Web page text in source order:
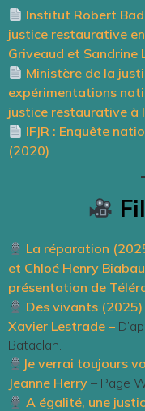
Institut Robert
justice restaurative
Griveaud et Sandrine
Ministère de la
expérimentations
justice restaurative à
IFJR : Enquête
(2020)
La réparation
et Chloé Henry
présentation de
Des vivants
Xavier Lestrade –
Bataclan.
Je verrai toujours
Jeanne Herry – Page
A égalité, une